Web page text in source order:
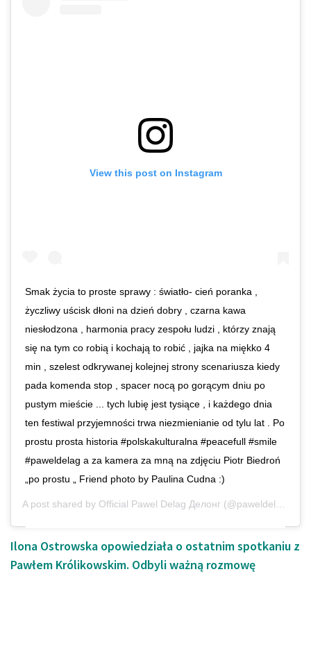
View this post on Instagram
Smak życia to proste sprawy : światło- cień poranka ,
życzliwy uścisk dłoni na dzień dobry , czarna kawa
niesłodzona , harmonia pracy zespołu ludzi , którzy znają
się na tym co robią i kochają to robić , jajka na miękko 4
min , szelest odkrywanej kolejnej strony scenariusza kiedy
pada komenda stop , spacer nocą po gorącym dniu po
pustym mieście ... tych lubię jest tysiące , i każdego dnia
ten festiwal przyjemności trwa niezmienianie od tylu lat . Po
prostu prosta historia #polskakulturalna #peacefull #smile
#paweldelag a za kamera za mną na zdjęciu Piotr Biedroń
„po prostu „ Friend photo by Paulina Cudna :)
A post shared by Official Pawel Delag Делонг (@paweldelag) on
Ilona Ostrowska opowiedziała o ostatnim spotkaniu z
Pawłem Królikowskim. Odbyli ważną rozmowę